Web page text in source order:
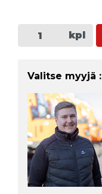
kpl
Valitse myyjä :